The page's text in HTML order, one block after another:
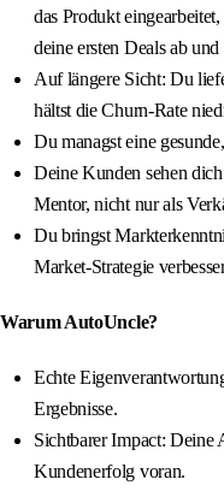
das Produkt
deine ersten Deals ab
Auf längere Sicht: Du
hältst die Churn-Rate
Du managst eine
Deine Kunden sehen
Mentor, nicht nur als
Du bringst
Market-Strategie
Warum AutoUncle?
Echte
Ergebnisse.
Sichtbarer Impact: Deine
Kundenerfolg voran.